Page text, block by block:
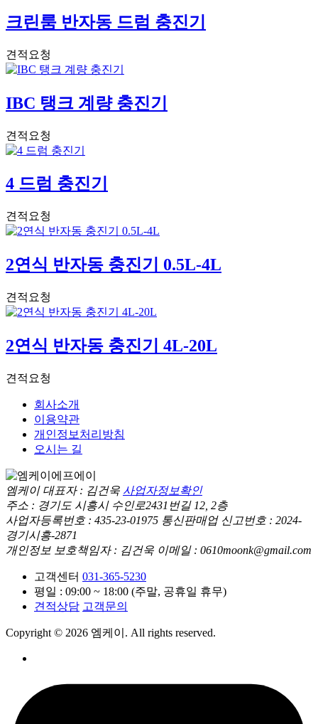
크린룸 반자동 드럼 충진기
견적요청
IBC 탱크 계량 충진기
견적요청
4 드럼 충진기
견적요청
2연식 반자동 충진기 0.5L-4L
견적요청
2연식 반자동 충진기 4L-20L
견적요청
회사소개
이용약관
개인정보처리방침
오시는 길
엠케이 대표자 : 김건욱 사업자정보확인
주소 : 경기도 시흥시 수인로2431번길 12, 2층
사업자등록번호 : 435-23-01975 통신판매업 신고번호 : 2024-
경기시흥-2871
개인정보 보호책임자 : 김건욱 이메일 : 0610moonk@gmail.com
고객센터 031-365-5230
평일 : 09:00 ~ 18:00 (주말, 공휴일 휴무)
견적상담 고객문의
Copyright © 2026 엠케이. All rights reserved.